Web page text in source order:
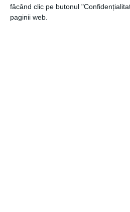
făcând clic pe butonul
paginii web.